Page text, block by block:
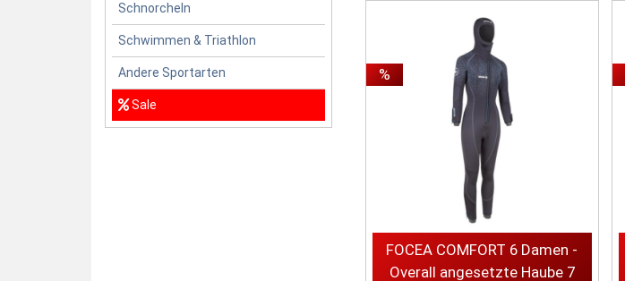
Schnorcheln
Schwimmen & Triathlon
Andere Sportarten
Sale
%
FOCEA COMFORT 6 Damen -
Overall angesetzte Haube 7